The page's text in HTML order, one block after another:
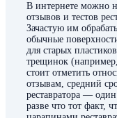
В интернете можно
отзывов и тестов
Зачастую им
обычные
для старых
трещинок
стоит отметить
отзывам, средний
реставратора —
разве что тот факт,